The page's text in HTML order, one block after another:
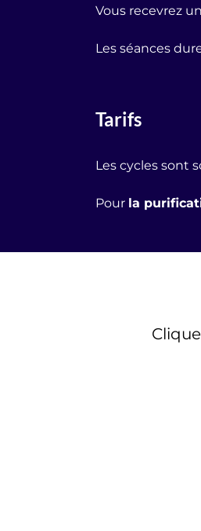
Vous recevrez
Les séances
Tarifs
Les cycles sont
Pour la